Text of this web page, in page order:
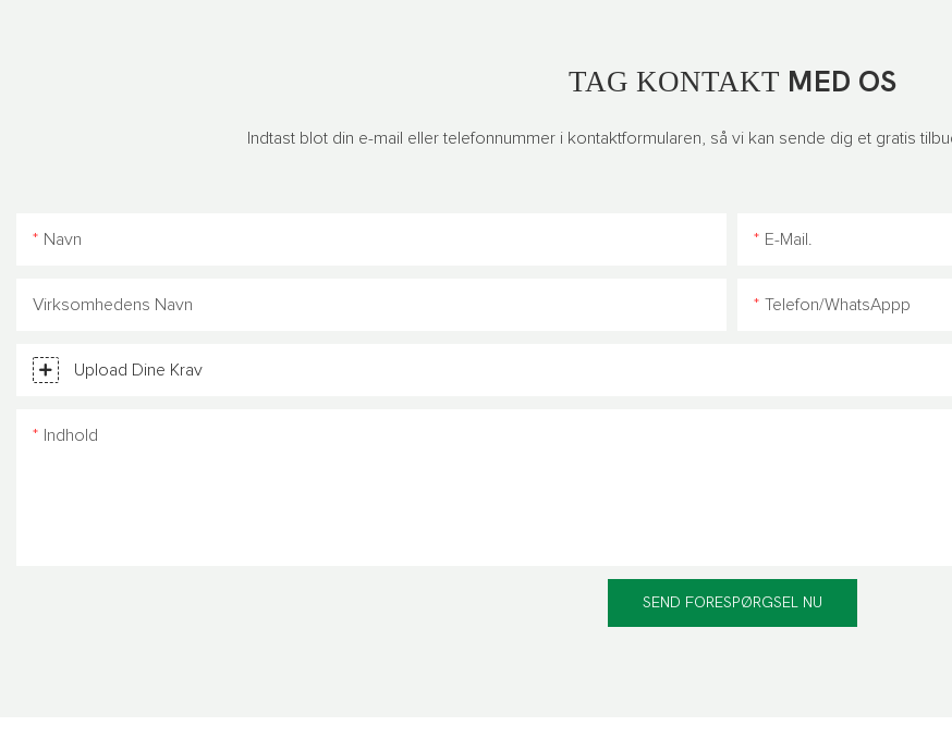
TAG KONTAKT MED OS
Indtast blot din e-mail eller telefonnummer i kontaktformularen, så vi kan sende dig et gratis
Navn E-Mail.
Virksomhedens Navn Telefon/WhatsAppp
Upload Dine Krav
Indhold
SEND FORESPØRGSEL NU